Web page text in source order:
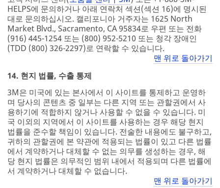
HELPS에 문의하거나 아래 연락처 섹션(섹션 16)에 명시된
대로 문의하십시오. 캘리포니아 거주자는 1625 North
Market Blvd., Sacramento, CA 95834로 우편 또는 전화
(916) 445-1254 또는 (800) 952-5210 또는 청각 장애인
(TDD (800) 326-2297)로 연락할 수 있습니다.
맨 위로 돌아가기
14. 현지 법률, 수출 통제
3M은 미국에 있는 본사에서 이 사이트를 통제하고 운영하
며 당사의 콘텐츠 중 일부는 다른 지역 또는 관할권에서 사
용하기에 적합하지 않거나 사용할 수 없을 수 있습니다. 미
국 이외의 지역에서 이 사이트를 사용하는 경우 해당 현지
법률을 준수할 책임이 있습니다. 전술한 내용에도 불구하고,
귀하의 관할권에 본 약관에 적용되는 법률이 있고 다른 법률
에서 계약하거나 대체할 수 없는 의무를 생성하는 경우, 해
당 현지 법률은 의무적인 범위 내에서 적용되며 다른 법률에
서 계약하거나 대체할 수 없습니다.
맨 위로 돌아가기